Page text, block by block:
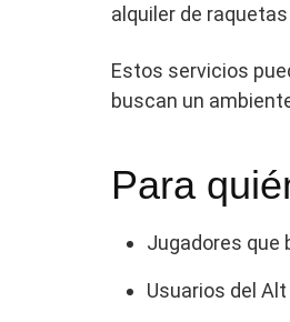
alquiler de
Estos servicios
buscan un
Para
Jugadores que
Usuarios del